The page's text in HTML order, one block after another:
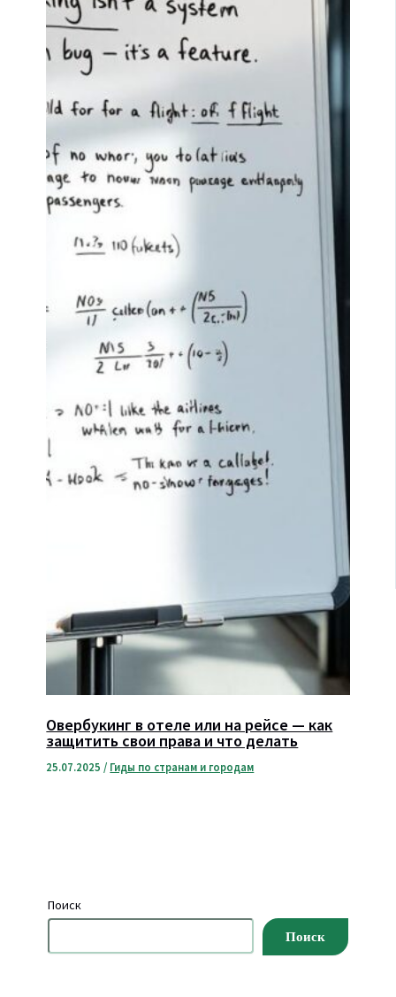
Овербукинг в отеле или на рейсе — как
защитить свои права и что делать
25.07.2025 / Гиды по странам и городам
Поиск
Поиск